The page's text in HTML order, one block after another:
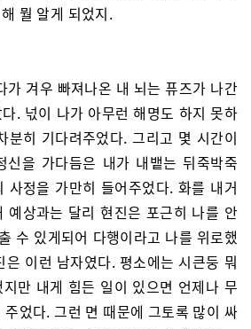
뭘 알게 되었지.
가 겨우 빠져나온 내 뇌는 퓨즈가 나간
. 넋이 나가 아무런 해명도 하지 못하
분히 기다려주었다. 그리고 몇 시간이
신을 가다듬은 내가 내뱉는 뒤죽박죽
사정을 가만히 들어주었다. 화를 내거
예상과는 달리 현진은 포근히 나를 안
수 있게되어 다행이라고 나를 위로했
이런 남자였다. 평소에는 시큰둥 뭐
만 내게 힘든 일이 있으면 언제나 무
었다. 그런 면 때문에 그토록 많이 싸